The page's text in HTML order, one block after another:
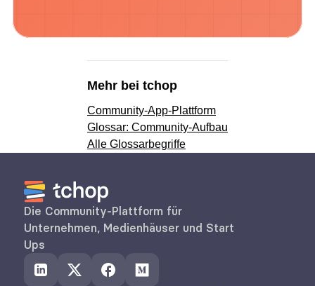
Mehr bei tchop
Community-App-Plattform
Glossar: Community-Aufbau
Alle Glossarbegriffe
Die Community-Plattform für
Unternehmen, Medienhäuser und Start
Ups